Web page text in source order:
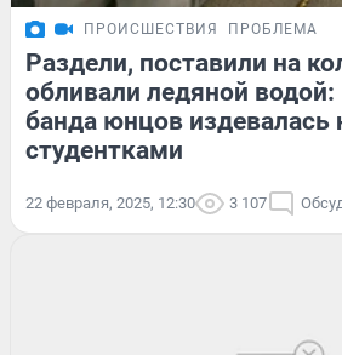
ПРОИСШЕСТВИЯ ПРОБЛЕМА
Раздели, поставили на
обливали ледяной водой:
банда юнцов издевалась
студентками
22 февраля, 2025, 12:30 3 107